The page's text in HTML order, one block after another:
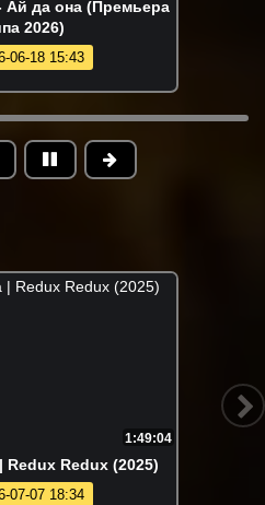
Ай да она (Премьера
2026)
06-18 15:43
1:49:04
Redux (2025)
07-07 18:34